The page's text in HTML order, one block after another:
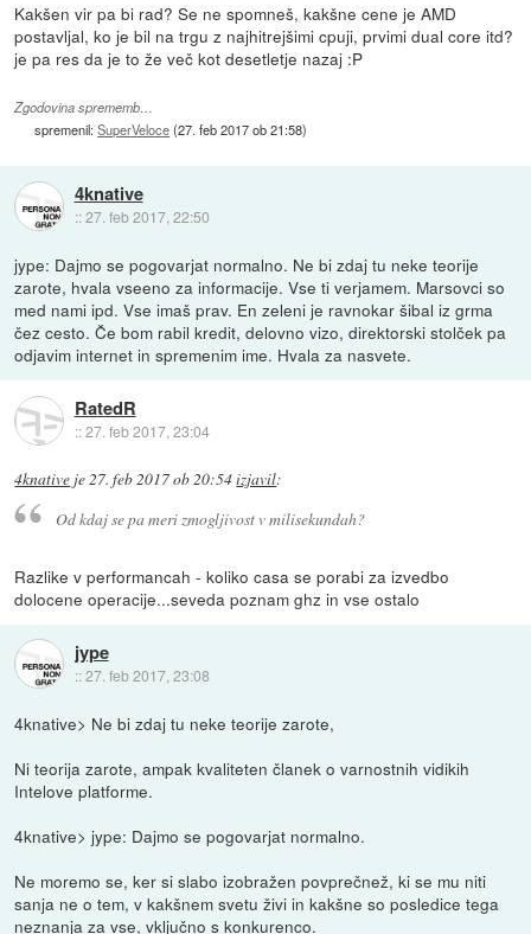
Kakšen vir pa bi rad? Se ne spomneš, kakšne cene je AMD
postavljal, ko je bil na trgu z najhitrejšimi cpuji, prvimi dual core itd?
je pa res da je to že več kot desetletje nazaj :P
Zgodovina sprememb…
spremenil:SuperVeloce(27. feb 2017 ob 21:58)
4knative
::27. feb 2017, 22:50
jype: Dajmo se pogovarjat normalno. Ne bi zdaj tu neke teorije
zarote, hvala vseeno za informacije. Vse ti verjamem. Marsovci so
med nami ipd. Vse imaš prav. En zeleni je ravnokar šibal iz grma
čez cesto. Če bom rabil kredit, delovno vizo, direktorski stolček pa
odjavim internet in spremenim ime. Hvala za nasvete.
RatedR
::27. feb 2017, 23:04
4knative je27. feb 2017 ob 20:54izjavil:
Od kdaj se pa meri zmogljivost v milisekundah?
Razlike v performancah - koliko casa se porabi za izvedbo
dolocene operacije...seveda poznam ghz in vse ostalo
jype
::27. feb 2017, 23:08
4knative> Ne bi zdaj tu neke teorije zarote,
Ni teorija zarote, ampak kvaliteten članek o varnostnih vidikih
Intelove platforme.
4knative> jype: Dajmo se pogovarjat normalno.
Ne moremo se, ker si slabo izobražen povprečnež, ki se mu niti
sanja ne o tem, v kakšnem svetu živi in kakšne so posledice tega
neznanja za vse, vključno s konkurenco.